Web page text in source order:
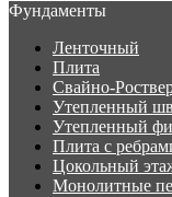
Фундаменты
Ленточный
Плита
Свайно-
Утепленный
Утепленный
Плита с
Цокольный
Монолитные